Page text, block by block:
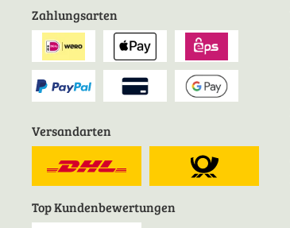
Zahlungsarten
Versandarten
Top Kundenbewertungen